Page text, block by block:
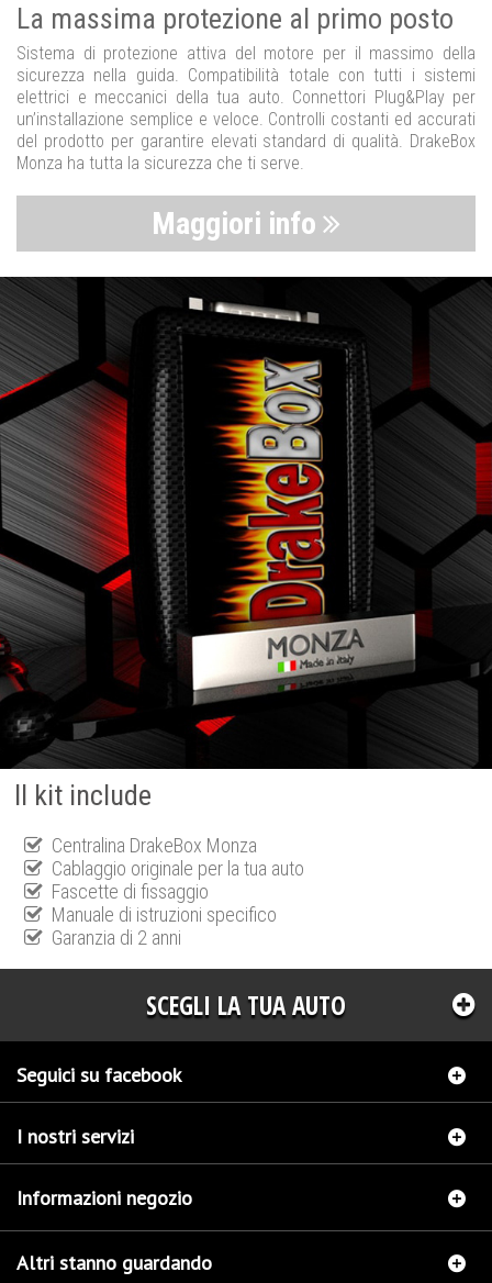
La massima protezione al primo posto
Sistema di protezione attiva del motore per il massimo della
sicurezza nella guida. Compatibilità totale con tutti i sistemi
elettrici e meccanici della tua auto. Connettori Plug&Play per
un’installazione semplice e veloce. Controlli costanti ed accurati
del prodotto per garantire elevati standard di qualità. DrakeBox
Monza ha tutta la sicurezza che ti serve.
Maggiori info
Il kit include
Centralina DrakeBox Monza
Cablaggio originale per la tua auto
Fascette di fissaggio
Manuale di istruzioni specifico
Garanzia di 2 anni
SCEGLI LA TUA AUTO
Seguici su facebook
I nostri servizi
Informazioni negozio
Altri stanno guardando